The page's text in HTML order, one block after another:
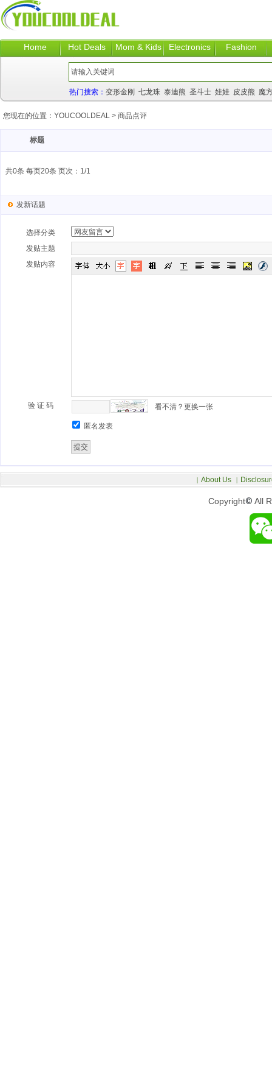
Home Hot Deals Mom & Kids Electronics Fashion
热门搜索： 变形金刚 七龙珠 泰迪熊 圣斗士 娃娃 皮皮熊 魔
您现在的位置： YOUCOOLDEAL > 商品点评
标题
共0条 每页20条 页次：1/1
发新话题
选择分类
发贴主题
发贴内容
验 证 码 看不清？更换一张
匿名发表
Copyright© All
| About Us |